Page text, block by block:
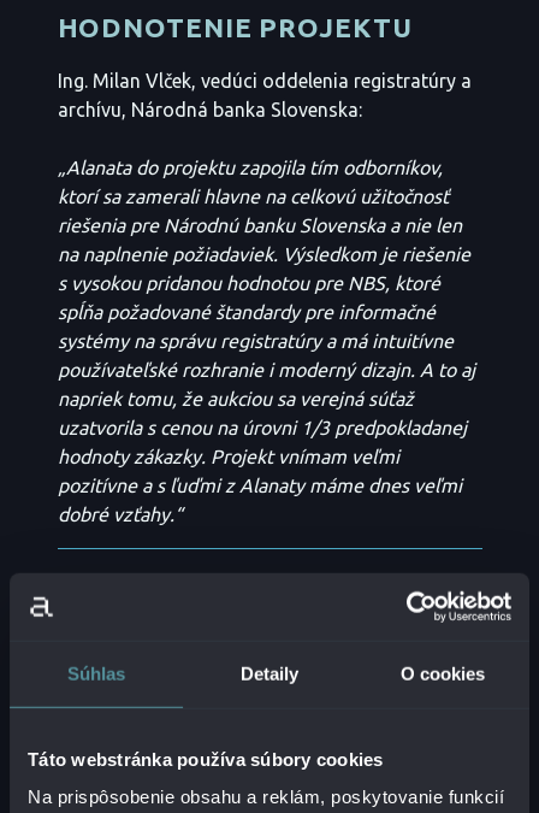
Súhlas Detaily O cookies
Táto webstránka používa súbory cookies
Na prispôsobenie obsahu a reklám, poskytovanie funkcií
HODNOTENIE PROJEKTU
Ing. Milan Vlček, vedúci oddelenia registratúry a
archívu, Národná banka Slovenska:
„Alanata do projektu zapojila tím odborníkov,
ktorí sa zamerali hlavne na celkovú užitočnosť
riešenia pre Národnú banku Slovenska a nie len
na naplnenie požiadaviek. Výsledkom je riešenie
s vysokou pridanou hodnotou pre NBS, ktoré
spĺňa požadované štandardy pre informačné
systémy na správu registratúry a má intuitívne
používateľské rozhranie i moderný dizajn. A to aj
napriek tomu, že aukciou sa verejná súťaž
uzatvorila s cenou na úrovni 1/3 predpokladanej
hodnoty zákazky. Projekt vnímam veľmi
pozitívne a s ľuďmi z Alanaty máme dnes veľmi
dobré vzťahy.“
ZAVEDENIE INFORMAČNÉHO
SCHRÁNOK V SLOVENSKEJ
SPORITEĽNI (SLSP)